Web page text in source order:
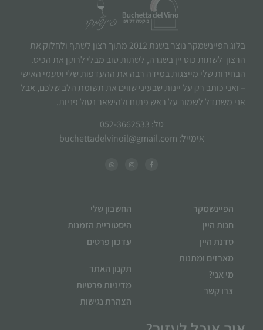
בלוג הפיינשמקר נוצר בשנת 2012 מתוך רצון לשתף ולחלוק את
הרצון לשתות כוס יין בשגרה, לשתות טוב מבלי לרוקן את הכיס.
הבחירות שלי מייצגות במידה רבה את ההעדפות שלי וטעמי האישי
– ואני כותב רק על יינות שבעיני שווים את תשומת הלב שלכם, אבל
אני משתדל לשמור על ראש פתוח ולהישאר נטול פניות.
טל: 052-3662533
אימייל: buchettadelvinoil@gmail.com
הפיינשמקר
חנות היין
סדנת היין
מארזים ומתנות
מי אני?
צרו קשר
החשבון שלי
היסטוריית הזמנות
עדכון פרטים
תקנון האתר
מדיניות פרטיות
הצהרת נגישות